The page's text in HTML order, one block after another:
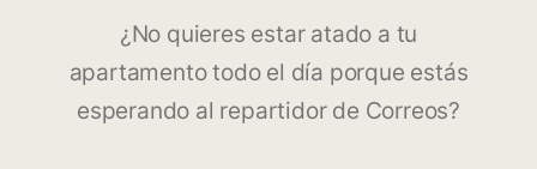
¿No quieres estar atado a tu
apartamento todo el día porque estás
esperando al repartidor de Correos?